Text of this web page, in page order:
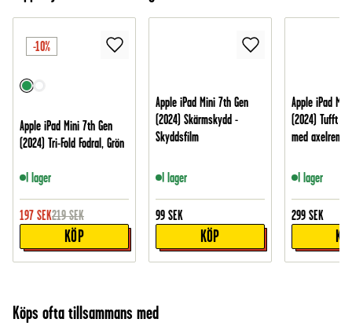
-10%
Apple iPad Mini 7th Gen
(2024) Tri-Fold Fodral, Grön
I lager
197 SEK219 SEK
KÖP
Apple iPad Mini 7th Gen
(2024) Skärmskydd -
Skyddsfilm
I lager
99 SEK
KÖP
Apple iPad
(2024) Tufft
med axelrem
I lager
299 SEK
Köps ofta tillsammans med